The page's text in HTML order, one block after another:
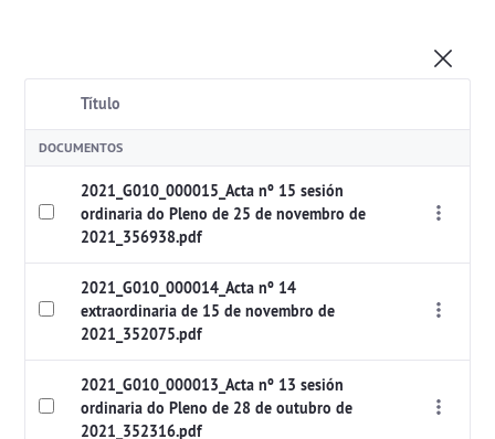
Título
DOCUMENTOS
2021_G010_000015_Acta nº 15 sesión
ordinaria do Pleno de 25 de novembro de
2021_356938.pdf
2021_G010_000014_Acta nº 14
extraordinaria de 15 de novembro de
2021_352075.pdf
2021_G010_000013_Acta nº 13 sesión
ordinaria do Pleno de 28 de outubro de
2021_352316.pdf